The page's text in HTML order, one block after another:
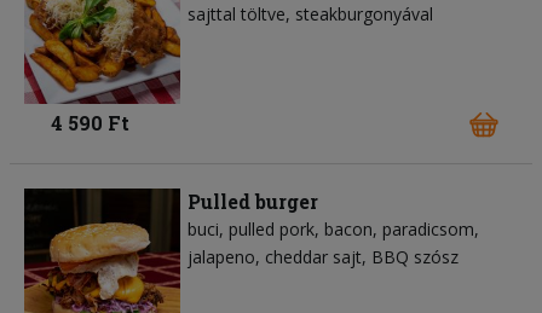
sajttal töltve, steakburgonyával
4 590 Ft
Pulled burger
buci pulled pork bacon paradicsom
jalapeno cheddar sajt BBQ szósz